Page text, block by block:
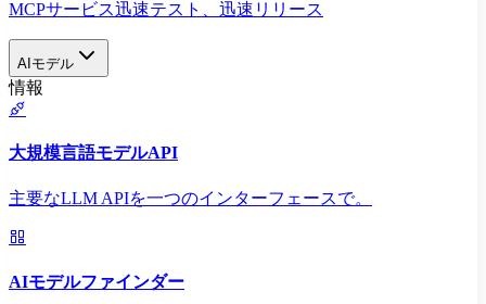
MCPサービス迅速テスト、迅速リリース
AIモデル
情報
大規模言語モデルAPI
主要なLLM APIを一つのインターフェースで。
AIモデルファインダー